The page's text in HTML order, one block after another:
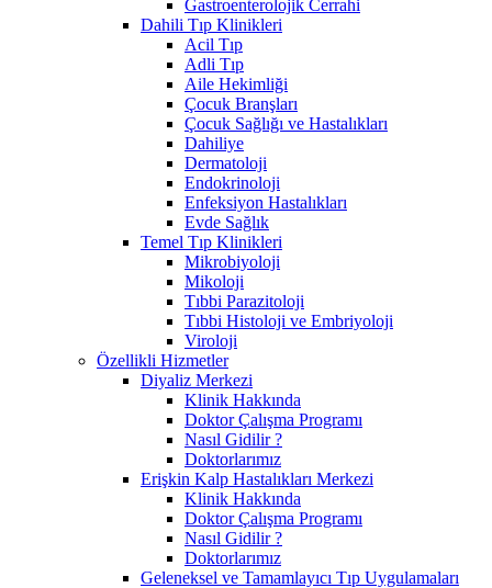
Gastroenterolojik Cerrahi
Dahili Tıp Klinikleri
Acil Tıp
Adli Tıp
Aile Hekimliği
Çocuk Branşları
Çocuk Sağlığı ve Hastalıkları
Dahiliye
Dermatoloji
Endokrinoloji
Enfeksiyon Hastalıkları
Evde Sağlık
Temel Tıp Klinikleri
Mikrobiyoloji
Mikoloji
Tıbbi Parazitoloji
Tıbbi Histoloji ve Embriyoloji
Viroloji
Özellikli Hizmetler
Diyaliz Merkezi
Klinik Hakkında
Doktor Çalışma Programı
Nasıl Gidilir ?
Doktorlarımız
Erişkin Kalp Hastalıkları Merkezi
Klinik Hakkında
Doktor Çalışma Programı
Nasıl Gidilir ?
Doktorlarımız
Geleneksel ve Tamamlayıcı Tıp Uygulamaları